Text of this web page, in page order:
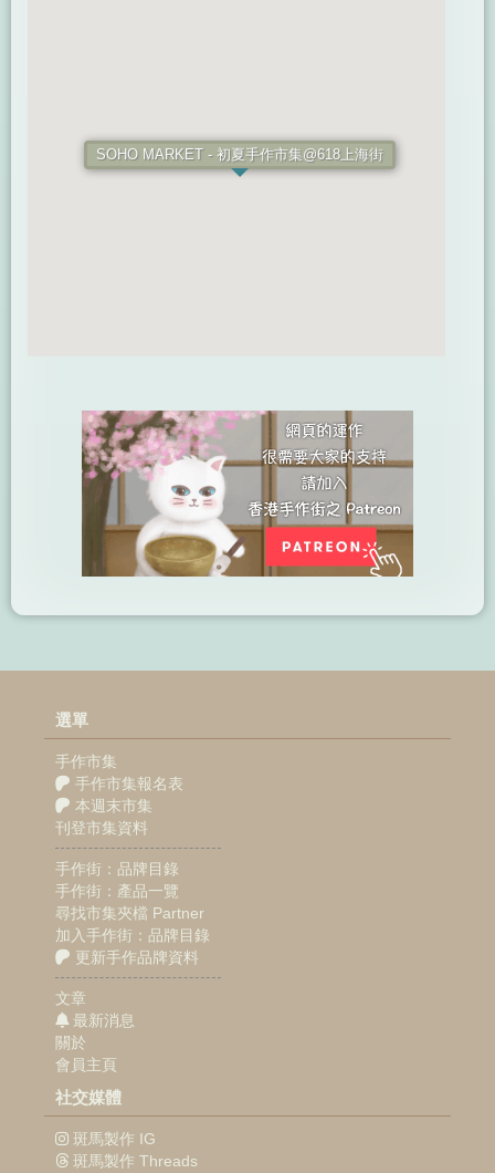
SOHO MARKET - 初夏手作市集@618上海街
選單
手作市集
手作市集報名表
本週末市集
刊登市集資料
手作街：品牌目錄
手作街：產品一覽
尋找市集夾檔 Partner
加入手作街：品牌目錄
更新手作品牌資料
文章
最新消息
關於
會員主頁
社交媒體
斑馬製作 IG
斑馬製作 Threads